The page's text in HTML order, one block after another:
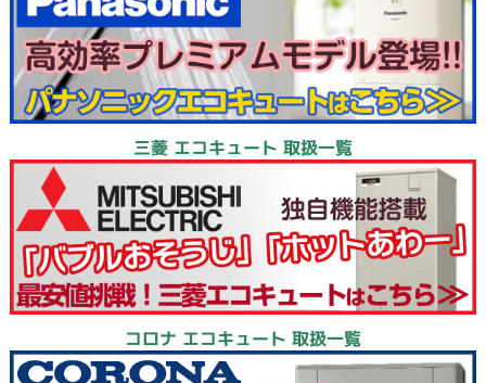
三菱 エコキュート 取扱一覧
コロナ エコキュート 取扱一覧